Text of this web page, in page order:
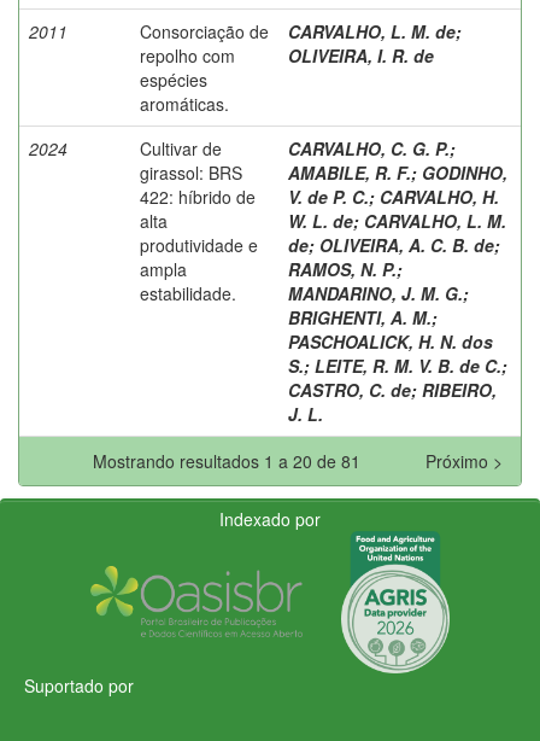
2011
Consorciação de
repolho com
espécies
aromáticas.
CARVALHO, L. M. de;
OLIVEIRA, I. R. de
2024
Cultivar de
girassol: BRS
422: híbrido de
alta
produtividade e
ampla
estabilidade.
CARVALHO, C. G. P.;
AMABILE, R. F.; GODINHO,
V. de P. C.; CARVALHO, H.
W. L. de; CARVALHO, L. M.
de; OLIVEIRA, A. C. B. de;
RAMOS, N. P.;
MANDARINO, J. M. G.;
BRIGHENTI, A. M.;
PASCHOALICK, H. N. dos
S.; LEITE, R. M. V. B. de C.;
CASTRO, C. de; RIBEIRO,
J. L.
Mostrando resultados 1 a 20 de 81
Próximo >
Indexado por
Suportado por